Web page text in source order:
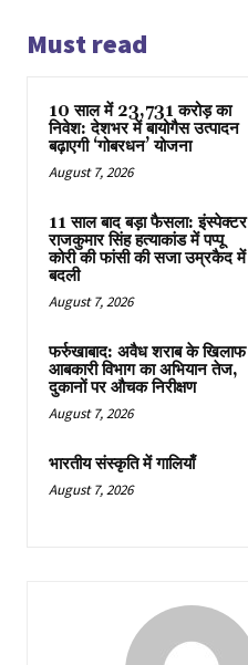
Must read
10 साल में 23,731 करोड़ का
निवेश: देशभर में बायोगैस उत्पादन
बढ़ाएगी ‘गोबरधन’ योजना
August 7, 2026
11 साल बाद बड़ा फैसला: इंस्पेक्टर
राजकुमार सिंह हत्याकांड में पप्पू
कोरी की फांसी की सजा उम्रकैद में
बदली
August 7, 2026
फर्रुखाबाद: अवैध शराब के खिलाफ
आबकारी विभाग का अभियान तेज,
दुकानों पर औचक निरीक्षण
August 7, 2026
भारतीय संस्कृति में गालियाँ
August 7, 2026